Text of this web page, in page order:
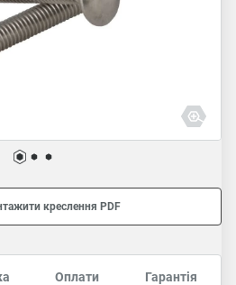
креслення PDF
Оплати Гарантія